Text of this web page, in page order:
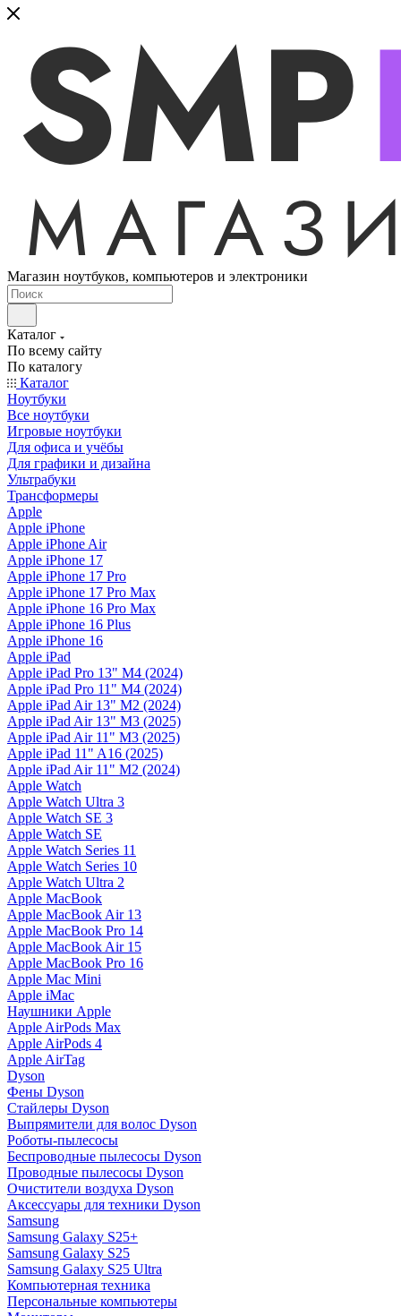
Магазин ноутбуков, компьютеров и электроники
Каталог
По всему сайту
По каталогу
Каталог
Ноутбуки
Все ноутбуки
Игровые ноутбуки
Для офиса и учёбы
Для графики и дизайна
Ультрабуки
Трансформеры
Apple
Apple iPhone
Apple iPhone Air
Apple iPhone 17
Apple iPhone 17 Pro
Apple iPhone 17 Pro Max
Apple iPhone 16 Pro Max
Apple iPhone 16 Plus
Apple iPhone 16
Apple iPad
Apple iPad Pro 13" M4 (2024)
Apple iPad Pro 11" M4 (2024)
Apple iPad Air 13" M2 (2024)
Apple iPad Air 13" M3 (2025)
Apple iPad Air 11" M3 (2025)
Apple iPad 11" A16 (2025)
Apple iPad Air 11" M2 (2024)
Apple Watch
Apple Watch Ultra 3
Apple Watch SE 3
Apple Watch SE
Apple Watch Series 11
Apple Watch Series 10
Apple Watch Ultra 2
Apple MacBook
Apple MacBook Air 13
Apple MacBook Pro 14
Apple MacBook Air 15
Apple MacBook Pro 16
Apple Mac Mini
Apple iMac
Наушники Apple
Apple AirPods Max
Apple AirPods 4
Apple AirTag
Dyson
Фены Dyson
Стайлеры Dyson
Выпрямители для волос Dyson
Роботы-пылесосы
Беспроводные пылесосы Dyson
Проводные пылесосы Dyson
Очистители воздуха Dyson
Аксессуары для техники Dyson
Samsung
Samsung Galaxy S25+
Samsung Galaxy S25
Samsung Galaxy S25 Ultra
Компьютерная техника
Персональные компьютеры